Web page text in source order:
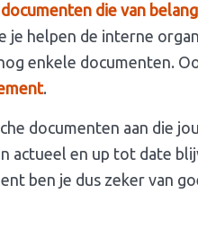
die van
je helpen de interne
enkele documenten.
.
documenten aan die
actueel en up tot date
ben je dus zeker van